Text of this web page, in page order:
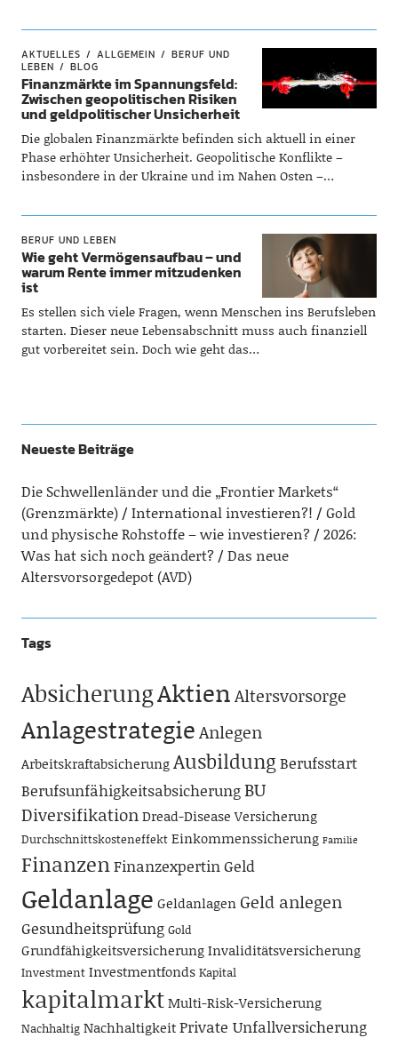
AKTUELLES ALLGEMEIN
BERUF UND
LEBEN
BLOG
Finanzmärkte im Spannungsfeld:
Zwischen geopolitischen Risiken
und geldpolitischer Unsicherheit
Die globalen Finanzmärkte befinden sich aktuell in einer
Phase erhöhter Unsicherheit. Geopolitische Konflikte –
insbesondere in der Ukraine und im Nahen Osten –…
BERUF UND LEBEN
Wie geht Vermögensaufbau – und
warum Rente immer mitzudenken
ist
Es stellen sich viele Fragen, wenn Menschen ins Berufsleben
starten. Dieser neue Lebensabschnitt muss auch finanziell
gut vorbereitet sein. Doch wie geht das…
Neueste Beiträge
Die Schwellenländer und die „Frontier Markets“
(Grenzmärkte)
International investieren?!
Gold
und physische Rohstoffe – wie investieren?
2026:
Was hat sich noch geändert?
Das neue
Altersvorsorgedepot (AVD)
Tags
AbsicherungAktienAltersvorsorge
AnlagestrategieAnlegen
ArbeitskraftabsicherungAusbildung Berufsstart
BerufsunfähigkeitsabsicherungBU
DiversifikationDread-Disease Versicherung
Durchschnittskosteneffekt Einkommenssicherung Familie
FinanzenFinanzexpertinGeld
Geldanlage Geldanlagen Geld anlegen
Gesundheitsprüfung Gold
GrundfähigkeitsversicherungInvaliditätsversicherung
Investment Investmentfonds Kapital
kapitalmarktMulti-Risk-Versicherung
Nachhaltig NachhaltigkeitPrivate Unfallversicherung